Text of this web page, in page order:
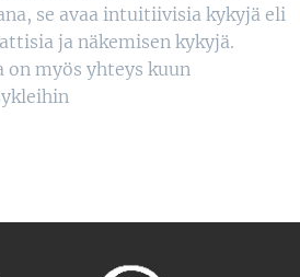
se avaa intuitiivisia kykyjä eli
ja näkemisen kykyjä.
myös yhteys kuun